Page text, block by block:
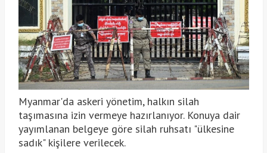
Myanmar'da askeri yönetim, halkın silah
taşımasına izin vermeye hazırlanıyor. Konuya dair
yayımlanan belgeye göre silah ruhsatı "ülkesine
sadık" kişilere verilecek.